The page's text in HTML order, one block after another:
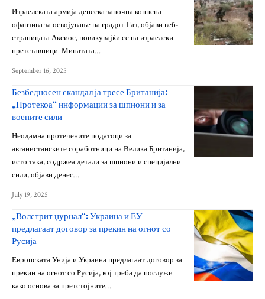
Израелската армија денеска започна копнена
офанзива за освојување на градот Газ, објави веб-
страницата Аксиос, повикувајќи се на израелски
претставници. Минатата…
September 16, 2025
Безбедносен скандал ја тресе Британија:
„Протекоа“ информации за шпиони и за
воените сили
Неодамна протечените податоци за
авганистанските соработници на Велика Британија,
исто така, содржеа детали за шпиони и специјални
сили, објави денес…
July 19, 2025
„Волстрит џурнал“: Украина и ЕУ
предлагаат договор за прекин на огнот со
Русија
Европската Унија и Украина предлагаат договор за
прекин на огнот со Русија, кој треба да послужи
како основа за претстојните…